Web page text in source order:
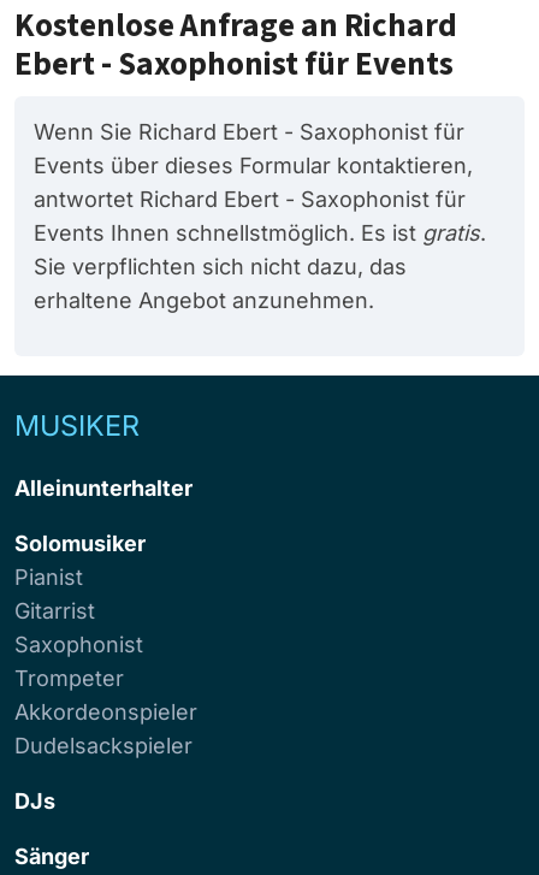
Kostenlose Anfrage an Richard
Ebert - Saxophonist für Events
Wenn Sie Richard Ebert - Saxophonist für
Events über dieses Formular kontaktieren,
antwortet Richard Ebert - Saxophonist für
Events Ihnen schnellstmöglich. Es ist gratis.
Sie verpflichten sich nicht dazu, das
erhaltene Angebot anzunehmen.
MUSIKER
Alleinunterhalter
Solomusiker
Pianist
Gitarrist
Saxophonist
Trompeter
Akkordeonspieler
Dudelsackspieler
DJs
Sänger